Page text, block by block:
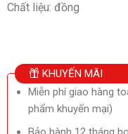
Chất liệu: đồng
KHUYẾN MÃI
Miễn phí giao hàng
phẩm khuyến mại)